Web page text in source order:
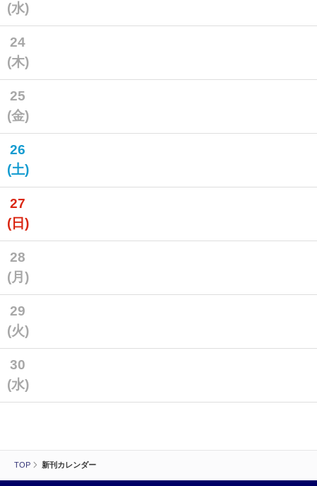
TOP 新刊カレンダー
(水)
24
(木)
25
(金)
26
(土)
27
(日)
28
(月)
29
(火)
30
(水)